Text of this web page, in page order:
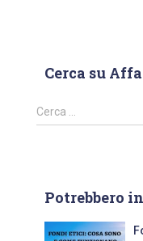
Cerca su
Cerca …
Potrebbero